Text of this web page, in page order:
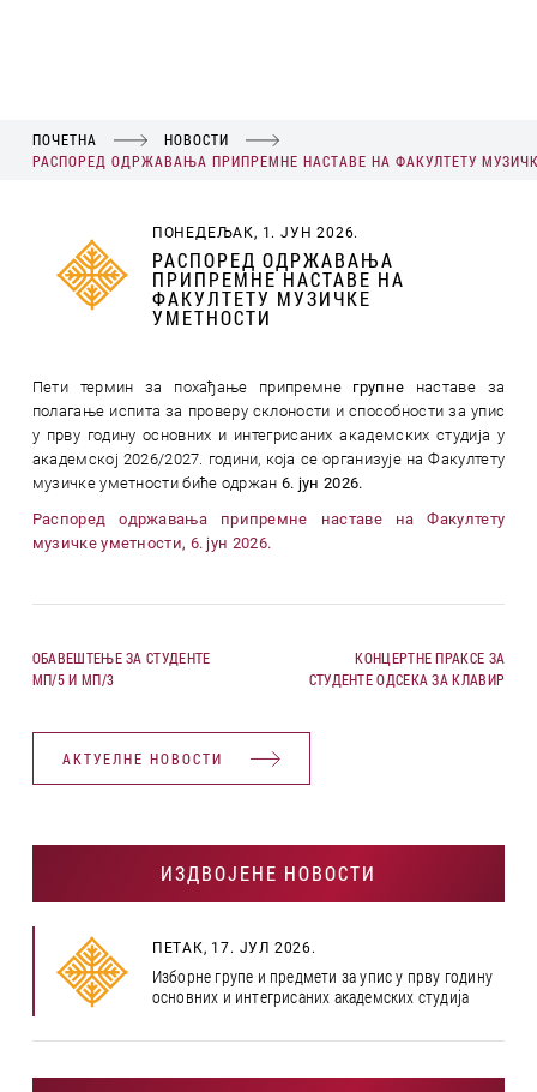
ПОЧЕТНА
НОВОСТИ
РАСПОРЕД ОДРЖАВАЊА ПРИПРЕМНЕ НАСТАВЕ НА ФАКУЛТЕТУ
ПОНЕДЕЉАК, 1. ЈУН 2026.
РАСПОРЕД ОДРЖАВАЊА
ПРИПРЕМНЕ НАСТАВЕ НА
ФАКУЛТЕТУ МУЗИЧКЕ
УМЕТНОСТИ
Пети термин за похађање припремне групне наставе за
полагање испита за проверу склоности и способности за упис
у прву годину основних и интегрисаних академских студија у
академској 2026/2027. години, која се организује на Факултету
музичке уметности биће одржан 6. јун 2026.
Распоред одржавања припремне наставе на Факултету
музичке уметности, 6. јун 2026.
ОБАВЕШТЕЊЕ ЗА СТУДЕНТЕ
МП/5 И МП/3
КОНЦЕРТНЕ ПРАКСЕ ЗА
СТУДЕНТЕ ОДСЕКА ЗА КЛАВИР
АКТУЕЛНЕ НОВОСТИ
ИЗДВОЈЕНЕ НОВОСТИ
ПЕТАК, 17. ЈУЛ 2026.
Изборне групе и предмети за упис у прву годину
основних и интегрисаних академских студија